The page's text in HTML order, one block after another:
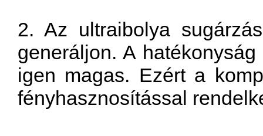
2. Az ultraibolya
generáljon. A
igen magas. Ezért a
fényhasznosítással